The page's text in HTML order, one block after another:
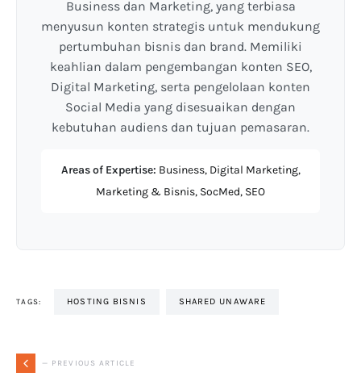
Business dan Marketing, yang terbiasa
menyusun konten strategis untuk mendukung
pertumbuhan bisnis dan brand. Memiliki
keahlian dalam pengembangan konten SEO,
Digital Marketing, serta pengelolaan konten
Social Media yang disesuaikan dengan
kebutuhan audiens dan tujuan pemasaran.
Areas of Expertise: Business, Digital Marketing,
Marketing & Bisnis, SocMed, SEO
TAGS: HOSTING BISNIS SHARED UNAWARE
— PREVIOUS ARTICLE